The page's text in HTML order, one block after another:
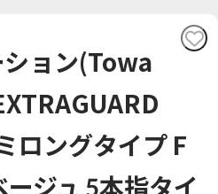
ョン(Towa
ロングタイプ F
ジュ 5本指タイ